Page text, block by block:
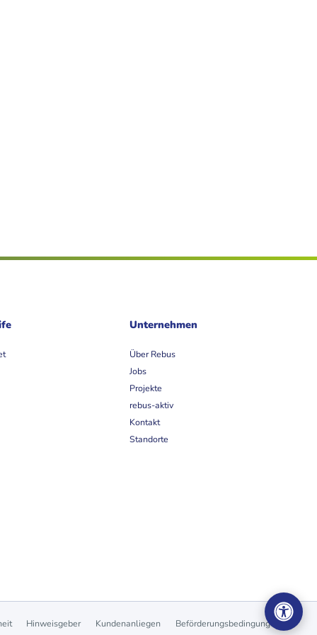
Unternehmen
Über Rebus
Jobs
Projekte
rebus-aktiv
Kontakt
Standorte
Hinweisgeber Kundenanliegen Beförderungsbedingungen